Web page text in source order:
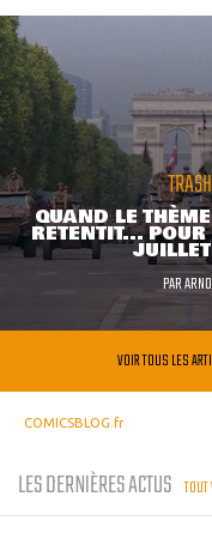
QUAND LE
RETENTIT...
PAR
VOIR TOUS LES
COMICSBLOG.fr
LES DERNIÈRES ACTUS